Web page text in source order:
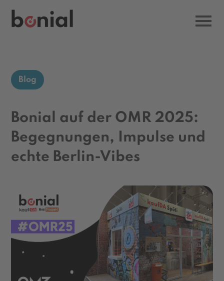
Blog
Bonial auf der OMR 2025:
Begegnungen, Impulse und
echte Berlin-Vibes